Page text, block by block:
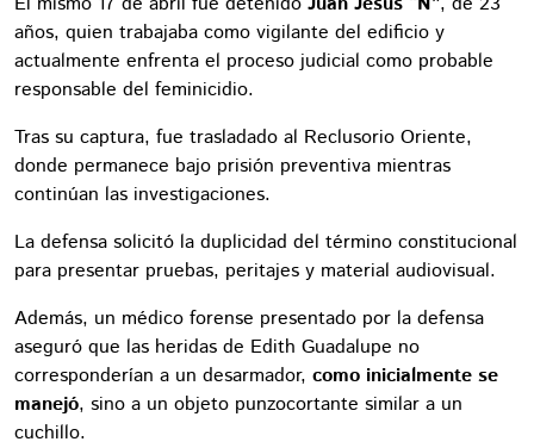
años, quien trabajaba como vigilante del edificio y
actualmente enfrenta el proceso judicial como probable
responsable del feminicidio.
Tras su captura, fue trasladado al Reclusorio Oriente,
donde permanece bajo prisión preventiva mientras
continúan las investigaciones.
La defensa solicitó la duplicidad del término constitucional
para presentar pruebas, peritajes y material audiovisual.
Además, un médico forense presentado por la defensa
aseguró que las heridas de Edith Guadalupe no
corresponderían a un desarmador, como inicialmente se
manejó, sino a un objeto punzocortante similar a un
cuchillo.